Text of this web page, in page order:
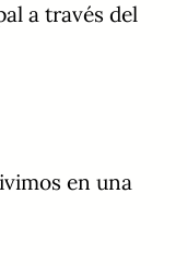
a través del
en una